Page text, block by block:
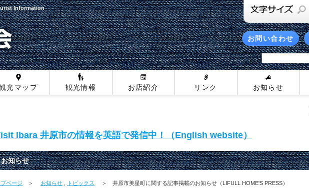
Information
お問い合わせ
光マップ 観光情報 お店紹介 リンク お知らせ
Ibara 井原市の情報を英語で発信中！（English website）
お知らせ
ページ ＞ お知らせ トピックス ＞ 井原市美星町に関する記事掲載のお知らせ（LIFULL HOME'S PRESS）